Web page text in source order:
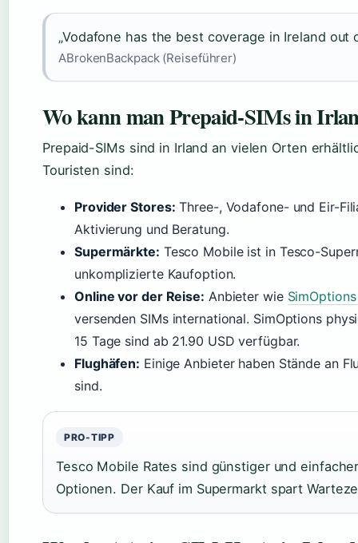
„Vodafone has the best coverage in Ireland
ABrokenBackpack (Reiseführer)
Wo kann man Prepaid-SIMs in
Prepaid-SIMs sind in Irland an vielen Orten
Touristen sind:
Provider Stores: Three-, Vodafone- und Eir-
Aktivierung und Beratung.
Supermärkte: Tesco Mobile ist in Tesco-
unkomplizierte Kaufoption.
Online vor der Reise: Anbieter wie
versenden SIMs international. SimOptions
15 Tage sind ab 21.90 USD verfügbar.
Flughäfen: Einige Anbieter haben Stände an
sind.
PRO-TIPP
Tesco Mobile Rates sind günstiger und
Optionen. Der Kauf im Supermarkt spart